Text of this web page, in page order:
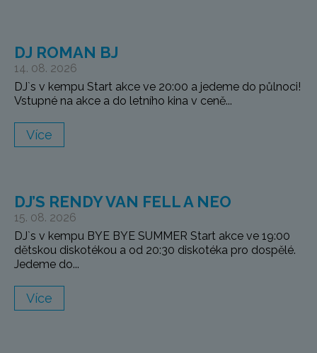
DJ ROMAN BJ
14. 08. 2026
DJ`s v kempu Start akce ve 20:00 a jedeme do půlnoci!
Vstupné na akce a do letního kina v ceně...
Více
DJ’S RENDY VAN FELL A NEO
15. 08. 2026
DJ`s v kempu BYE BYE SUMMER Start akce ve 19:00
dětskou diskotékou a od 20:30 diskotéka pro dospělé.
Jedeme do...
Více